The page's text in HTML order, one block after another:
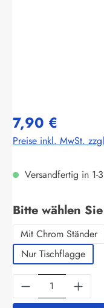
7,90 €
Preise inkl. MwSt.
Versandfertig in 1-
Bitte wählen Sie
Mit Chrom Ständer
Nur Tischflagge
Produkt